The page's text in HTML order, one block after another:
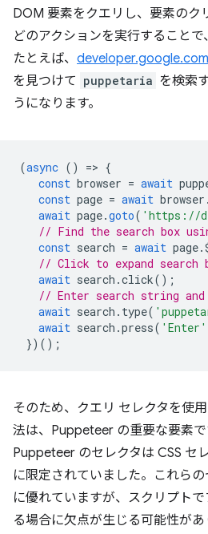
DOM 要素をクエリし、要素のク
どのアクションを実行することで
たとえば、 developer.google.com
を見つけて puppetaria を検索
うになります。
(async () => {
const browser = await
const page = await browser .
await page.goto( 'https://
// Find the search box
const search = await page.
// Click to expand search
await search .click();
// Enter search string and
await search . type(
await search .press( 'Enter'
})();
そのため、クエリ セレクタを使
法は、Puppeteer の重要な要素で
Puppeteer のセレクタは CSS セ
に限定されていました。これら
に優れていますが、スクリプト
る場合に欠点が生じる可能性があ